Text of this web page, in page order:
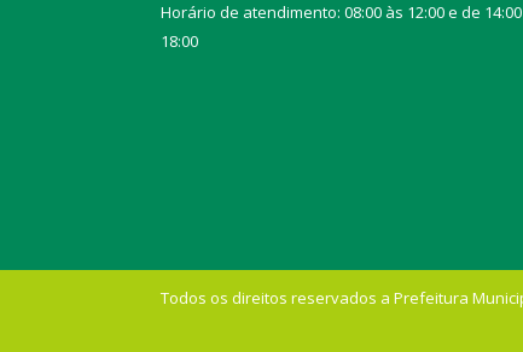
Horário de atendimento: 08:00 às 12:00 e de
18:00
Todos os direitos reservados a Prefeitura